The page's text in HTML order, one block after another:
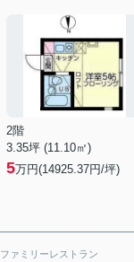
2階
3.35坪 (11.10㎡)
5万円(14925.37円/坪)
ファミリーレストラン